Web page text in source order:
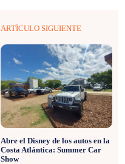
ARTÍCULO SIGUIENTE
Abre el Disney de los autos en la
Costa Atlántica: Summer Car
Show